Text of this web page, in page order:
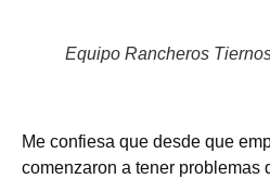
Equipo Rancheros
Me confiesa que desde que
comenzaron a tener problemas